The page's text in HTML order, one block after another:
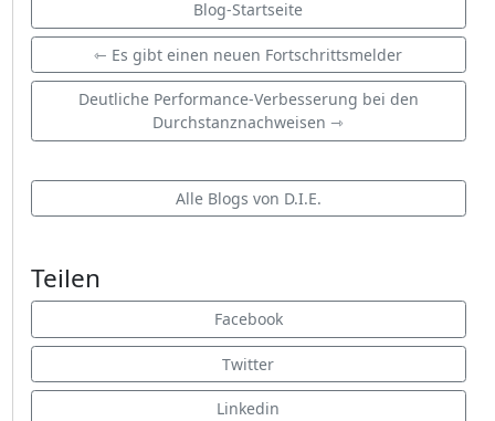
Blog-Startseite
⇽ Es gibt einen neuen Fortschrittsmelder
Deutliche Performance-Verbesserung bei den
Durchstanznachweisen ⇾
Alle Blogs von D.I.E.
Teilen
Facebook
Twitter
Linkedin